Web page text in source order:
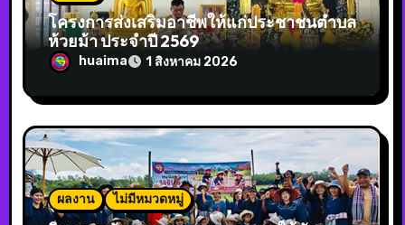
โครงการส่งเสริมอาชีพให้แก่ประชาชนตำบล
ห้วยม้า ประจำปี 2569
huaima 1 สิงหาคม 2026
ผลงาน ไม่มีหมวดหมู่